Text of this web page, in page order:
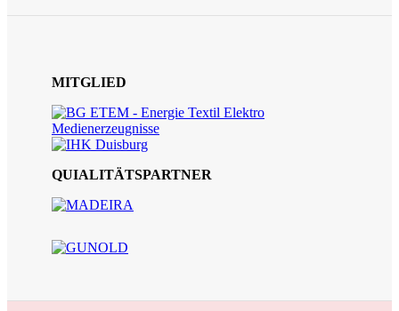
MITGLIED
QUIALITÄTSPARTNER